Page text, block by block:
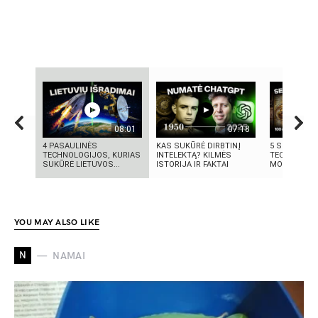
08:01
4 PASAULINĖS
TECHNOLOGIJOS, KURIAS
SUKŪRĖ LIETUVOS...
07:18
KAS SUKŪRĖ DIRBTINĮ
INTELEKTĄ? KILMĖS
ISTORIJA IR FAKTAI
5 SENOVĖS
YOU MAY ALSO LIKE
N NAMAI